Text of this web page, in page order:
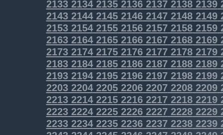
2133213421352136213721382139
2143214421452146214721482149
2153215421552156215721582159
2163216421652166216721682169
2173217421752176217721782179
2183218421852186218721882189
2193219421952196219721982199
2203220422052206220722082209
2213221422152216221722182219
2223222422252226222722282229
2233223422352236223722382239